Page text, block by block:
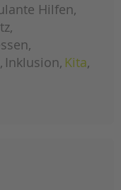
Hilfen
Inklusion Kita